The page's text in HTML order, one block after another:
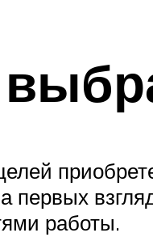
первых
работы.